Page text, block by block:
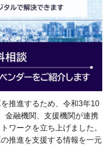
推進するため、令和3年10
金融機関、支援機関が連携
ワークを立ち上げました。
推進を支援する情報を一元